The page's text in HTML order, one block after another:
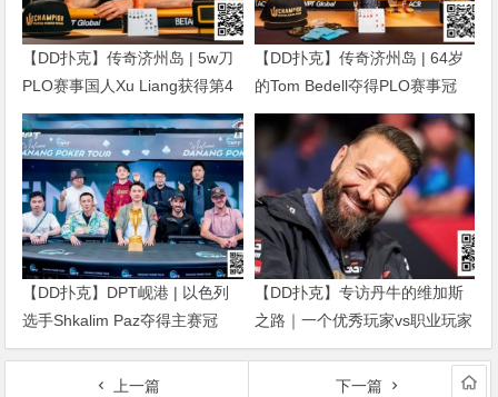
【DD扑克】传奇济州岛 | 5w刀
PLO赛事国人Xu Liang获得第4
名，匈牙利Gergo Nagy夺冠
【DD扑克】传奇济州岛 | 64岁
的Tom Bedell夺得PLO赛事冠
军，国人Shi Ning Dan获亚军
【DD扑克】DPT岘港 | 以色列
选手Shkalim Paz夺得主赛冠
军，“小火炉” 卢梓杰斩获季军
【DD扑克】专访丹牛的维加斯
之路｜一个优秀玩家vs职业玩家
的「最大差距」是什么？
上一篇 下一篇